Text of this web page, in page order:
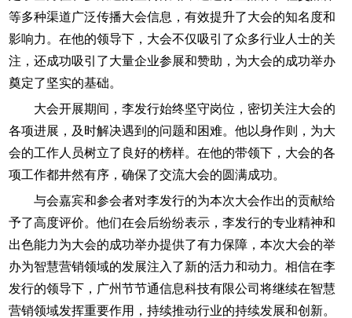
等多种渠道广泛传播大会信息，有效提升了大会的知名度和
影响力。在他的领导下，大会不仅吸引了众多行业人士的关
注，还成功吸引了大量企业参展和赞助，为大会的成功举办
奠定了坚实的基础。
大会开展期间，李发行始终坚守岗位，密切关注大会的
各项进展，及时解决遇到的问题和困难。他以身作则，为大
会的工作人员树立了良好的榜样。在他的带领下，大会的各
项工作都井然有序，确保了交流大会的圆满成功。
与会嘉宾和参会者对李发行的为本次大会作出的贡献给
予了高度评价。他们在会后纷纷表示，李发行的专业精神和
出色能力为大会的成功举办提供了有力保障，本次大会的举
办为智慧营销领域的发展注入了新的活力和动力。相信在李
发行的领导下，广州节节通信息科技有限公司将继续在智慧
营销领域发挥重要作用，持续推动行业的持续发展和创新。